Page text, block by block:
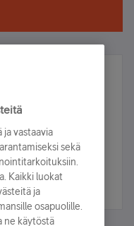
voita!
arvonnassa.
vastaavia
sekä
Kaikki luokat
ja
osapuolille.
ne käytöstä